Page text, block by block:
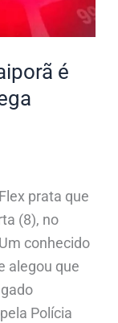
é
prata que
(8), no
conhecido
alegou que
Polícia